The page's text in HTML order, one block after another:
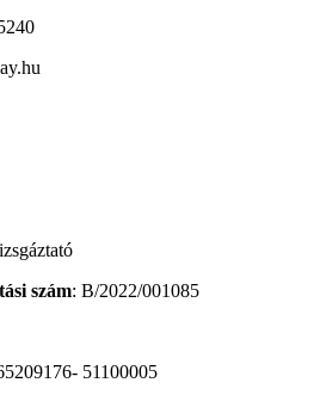
szám: B/2022/001085
51100005